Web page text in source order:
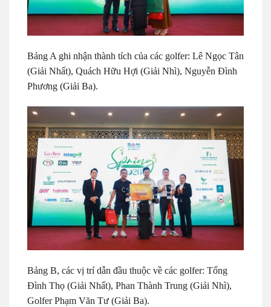
Bảng A ghi nhận thành tích của các golfer: Lê Ngọc Tân
(Giải Nhất), Quách Hữu Hợi (Giải Nhì), Nguyễn Đình
Phương (Giải Ba).
Bảng B, các vị trí dẫn đầu thuộc về các golfer: Tống
Đình Thọ (Giải Nhất), Phan Thành Trung (Giải Nhì),
Golfer Phạm Văn Tư (Giải Ba).